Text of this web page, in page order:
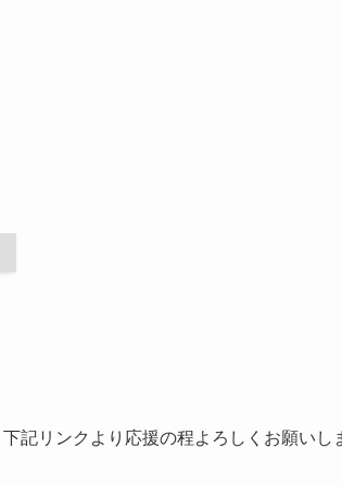
記リンクより応援の程よろしくお願いし